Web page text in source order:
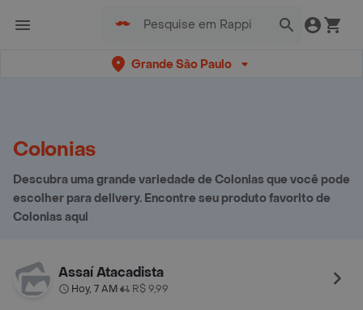
Grande São Paulo
Colonias
Descubra uma grande variedade de Colonias que você pode
escolher para delivery. Encontre seu produto favorito de
Colonias aqui
Assaí Atacadista
Hoy, 7 AM• R$ 9,99